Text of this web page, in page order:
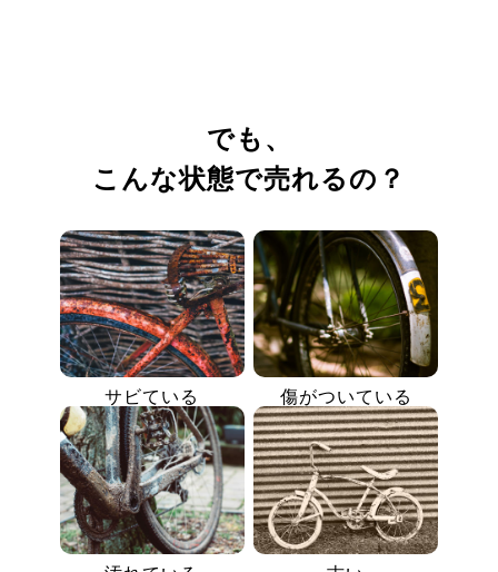
でも、
こんな状態で売れるの？
サビている 傷がついている